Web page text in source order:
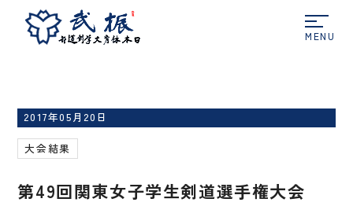
ホーム 大会結果
権大会
2017年05月20日
大会結果
第49回関東女子学生剣道選手権大会